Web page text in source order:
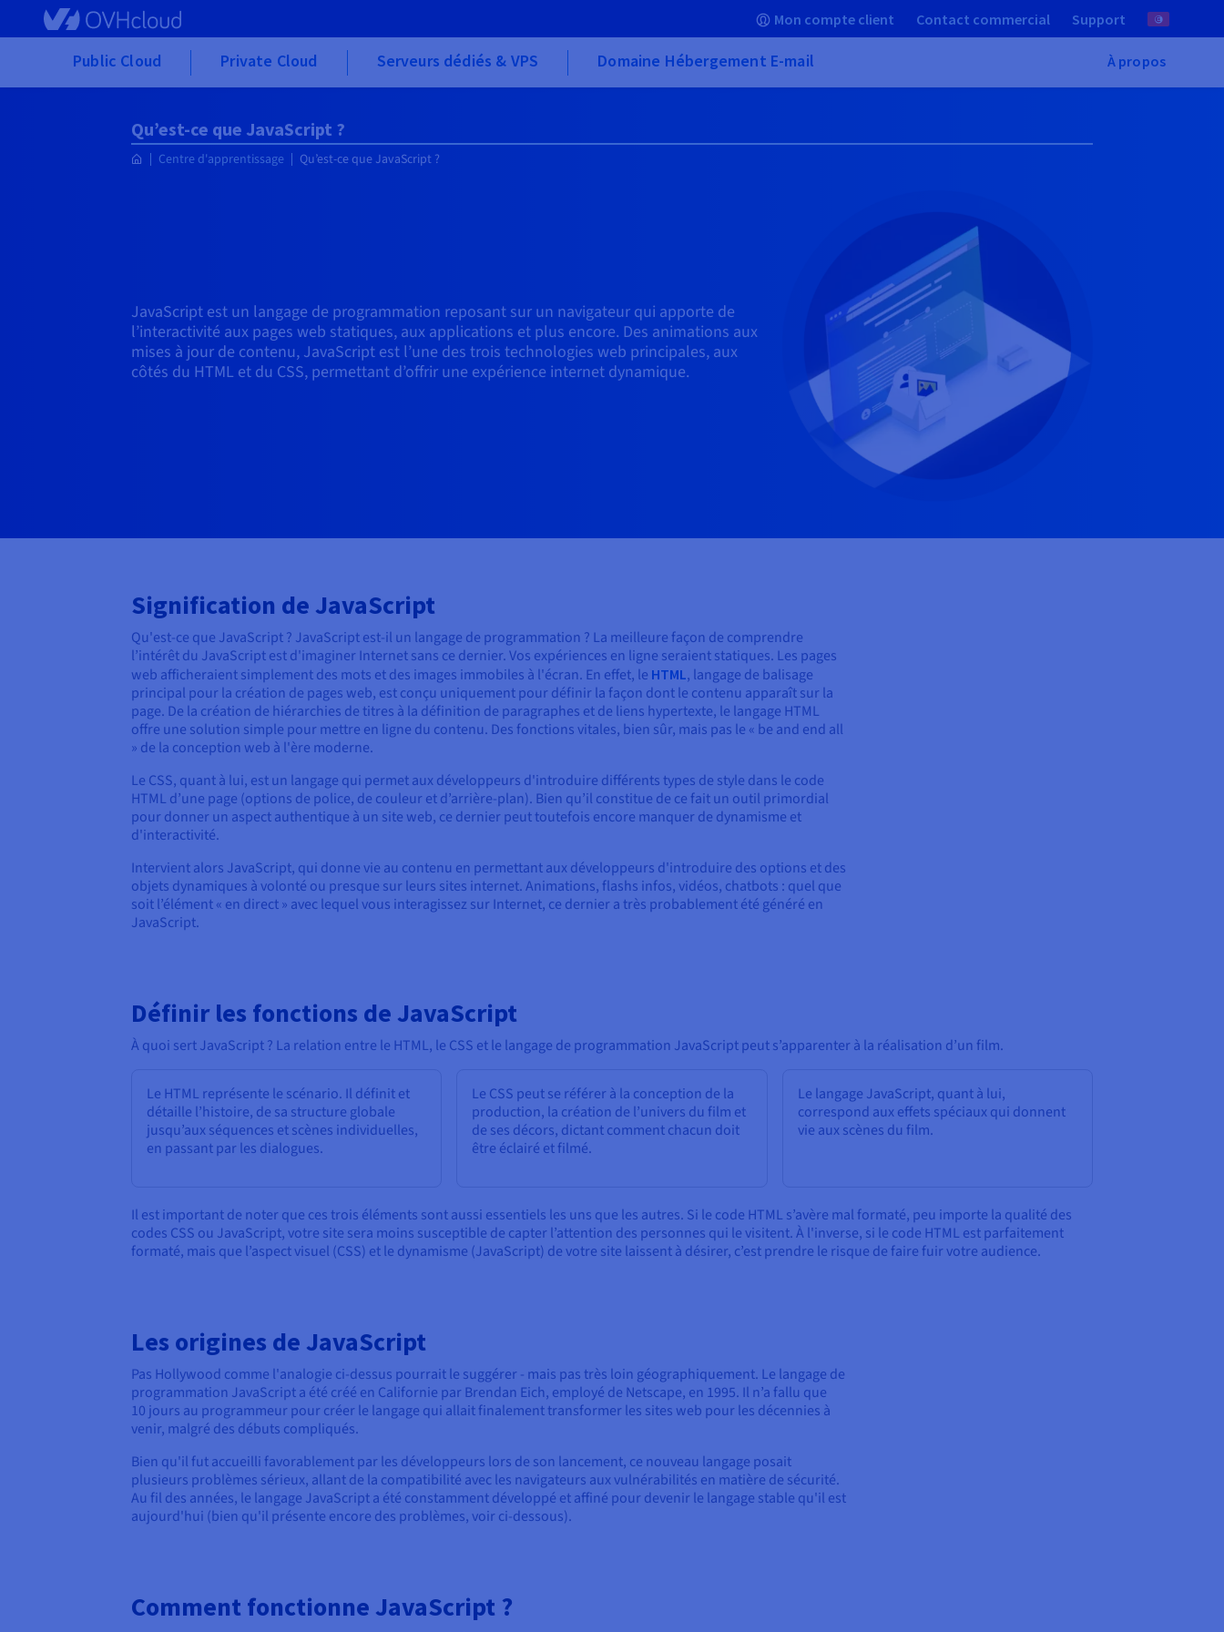
Skip to main content Mon compte client Contact commercial Support
Public Cloud Private Cloud Serveurs dédiés & VPS Domaine Hébergement E-mail À propos
Qu’est-ce que JavaScript ?
Centre d'apprentissage Qu’est-ce que JavaScript ?
JavaScript est un langage de programmation reposant sur un navigateur qui apporte de
l’interactivité aux pages web statiques, aux applications et plus encore. Des animations aux
mises à jour de contenu, JavaScript est l’une des trois technologies web principales, aux
côtés du HTML et du CSS, permettant d’offrir une expérience internet dynamique.
Signification de JavaScript
Qu'est-ce que JavaScript ? JavaScript est-il un langage de programmation ? La meilleure façon de comprendre
l’intérêt du JavaScript est d'imaginer Internet sans ce dernier. Vos expériences en ligne seraient statiques. Les pages
web afficheraient simplement des mots et des images immobiles à l'écran. En effet, le HTML, langage de balisage
principal pour la création de pages web, est conçu uniquement pour définir la façon dont le contenu apparaît sur la
page. De la création de hiérarchies de titres à la définition de paragraphes et de liens hypertexte, le langage HTML
offre une solution simple pour mettre en ligne du contenu. Des fonctions vitales, bien sûr, mais pas le « be and end all
» de la conception web à l'ère moderne.
Le CSS, quant à lui, est un langage qui permet aux développeurs d'introduire différents types de style dans le code
HTML d’une page (options de police, de couleur et d’arrière-plan). Bien qu’il constitue de ce fait un outil primordial
pour donner un aspect authentique à un site web, ce dernier peut toutefois encore manquer de dynamisme et
d'interactivité.
Intervient alors JavaScript, qui donne vie au contenu en permettant aux développeurs d'introduire des options et des
objets dynamiques à volonté ou presque sur leurs sites internet. Animations, flashs infos, vidéos, chatbots : quel que
soit l’élément « en direct » avec lequel vous interagissez sur Internet, ce dernier a très probablement été généré en
JavaScript.
Définir les fonctions de JavaScript
À quoi sert JavaScript ? La relation entre le HTML, le CSS et le langage de programmation JavaScript peut s’apparenter à la réalisation d’un film.
Le HTML représente le scénario. Il définit et
détaille l’histoire, de sa structure globale
jusqu’aux séquences et scènes individuelles,
en passant par les dialogues.
Le CSS peut se référer à la conception de la
production, la création de l’univers du film et
de ses décors, dictant comment chacun doit
être éclairé et filmé.
Le langage JavaScript, quant à lui,
correspond aux effets spéciaux qui donnent
vie aux scènes du film.
Il est important de noter que ces trois éléments sont aussi essentiels les uns que les autres. Si le code HTML s’avère mal formaté, peu importe la qualité des
codes CSS ou JavaScript, votre site sera moins susceptible de capter l’attention des personnes qui le visitent. À l'inverse, si le code HTML est parfaitement
formaté, mais que l’aspect visuel (CSS) et le dynamisme (JavaScript) de votre site laissent à désirer, c’est prendre le risque de faire fuir votre audience.
Les origines de JavaScript
Pas Hollywood comme l'analogie ci-dessus pourrait le suggérer - mais pas très loin géographiquement. Le langage de
programmation JavaScript a été créé en Californie par Brendan Eich, employé de Netscape, en 1995. Il n’a fallu que
10 jours au programmeur pour créer le langage qui allait finalement transformer les sites web pour les décennies à
venir, malgré des débuts compliqués.
Bien qu'il fut accueilli favorablement par les développeurs lors de son lancement, ce nouveau langage posait
plusieurs problèmes sérieux, allant de la compatibilité avec les navigateurs aux vulnérabilités en matière de sécurité.
Au fil des années, le langage JavaScript a été constamment développé et affiné pour devenir le langage stable qu'il est
aujourd'hui (bien qu'il présente encore des problèmes, voir ci-dessous).
Comment fonctionne JavaScript ?